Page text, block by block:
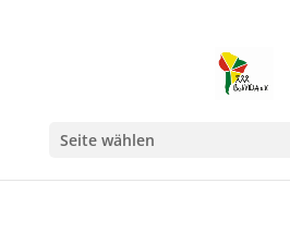
Seite wählen